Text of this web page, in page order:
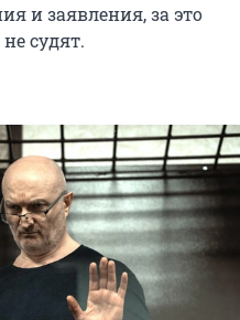
и заявления, за это
судят.